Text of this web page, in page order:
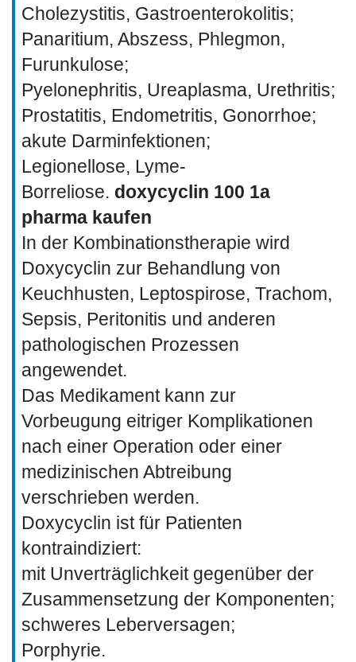
Cholezystitis, Gastroenterokolitis;
Panaritium, Abszess, Phlegmon,
Furunkulose;
Pyelonephritis, Ureaplasma, Urethritis;
Prostatitis, Endometritis, Gonorrhoe;
akute Darminfektionen;
Legionellose, Lyme-
Borreliose. doxycyclin 100 1a
pharma kaufen
In der Kombinationstherapie wird
Doxycyclin zur Behandlung von
Keuchhusten, Leptospirose, Trachom,
Sepsis, Peritonitis und anderen
pathologischen Prozessen
angewendet.
Das Medikament kann zur
Vorbeugung eitriger Komplikationen
nach einer Operation oder einer
medizinischen Abtreibung
verschrieben werden.
Doxycyclin ist für Patienten
kontraindiziert:
mit Unverträglichkeit gegenüber der
Zusammensetzung der Komponenten;
schweres Leberversagen;
Porphyrie.